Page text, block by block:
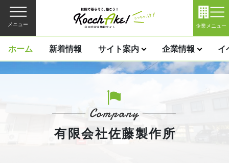
メニュー 企業メニュー
ホーム 新着情報 サイト案内 企業情報 イ
有限会社佐藤製作所